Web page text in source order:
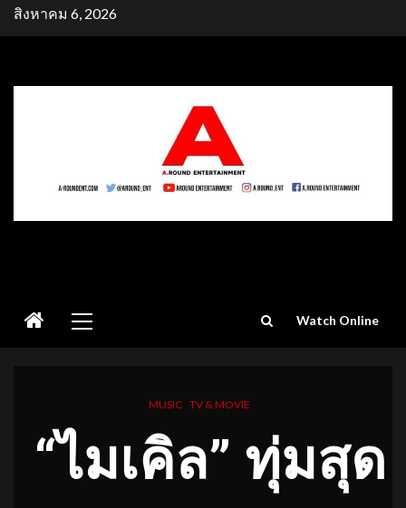
Skipสิงหาคม 6, 2026
Menu
Watch Online
MUSIC TV & MOVIE
“ไมเคิล” ทุ่มสุด